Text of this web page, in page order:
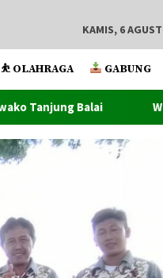
KAMIS, 6
⛹️ OLAHRAGA GABUNG
Wawako Tanjung Balai